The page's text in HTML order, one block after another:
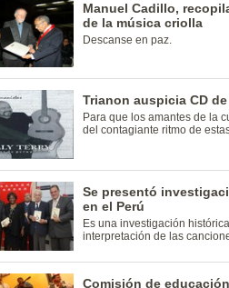
Manuel Cadillo,
de la música criolla
Descanse en paz.
Trianon auspicia CD
Para que los amantes de la
del contagiante ritmo de
Se presentó
en el Perú
Es una investigación
interpretación de las
Comisión de